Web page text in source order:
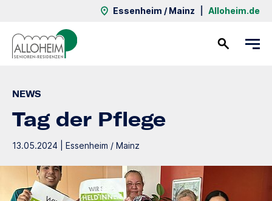
Essenheim / Mainz Alloheim.de
NEWS
Tag der Pflege
13.05.2024 | Essenheim / Mainz